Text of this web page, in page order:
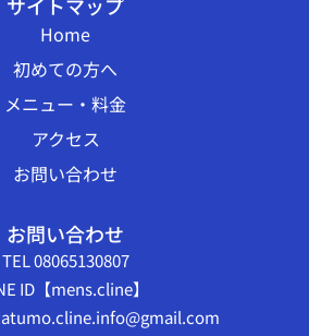
Home
初めての方へ
メニュー・料金
アクセス
お問い合わせ
お問い合わせ
TEL 08065130807
ID【mens.cline】